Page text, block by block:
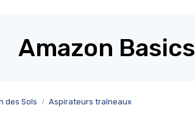
Amazon Basics
des Sols Aspirateurs traîneaux